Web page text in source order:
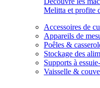
Melitta et profite
Accessoires de
Appareils de
Poêles &
Stockage des
Supports à
Vaisselle &